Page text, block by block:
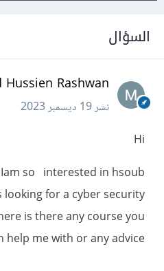
السؤال
Hussien Rashwan
نشر19 ديسمبر 2023
Hi
Iam so interested in hsoub
looking for a cyber security
is there any course you
help me with or any advice